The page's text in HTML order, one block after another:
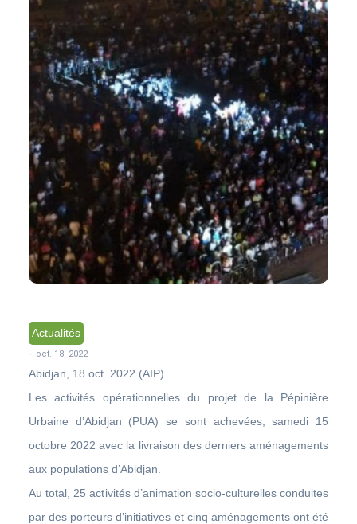
Actualités
- oct. 18, 2022
Abidjan, 18 oct. 2022 (AIP)
Les activités opérationnelles du projet de la Pépinière
Urbaine d’Abidjan (PUA) se sont achevées, samedi 15
octobre 2022 avec la livraison des derniers aménagements
aux populations d’Abidjan.
Au total, 25 activités d’animation socio-culturelles conduites
par des porteurs d’initiatives et cinq aménagements ont été